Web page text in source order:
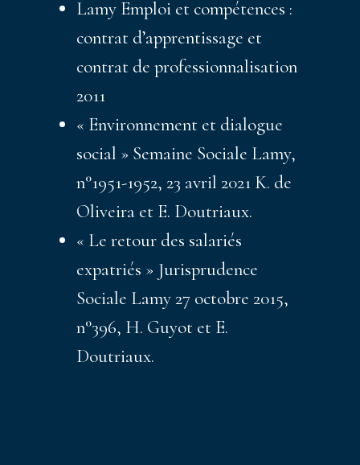
Lamy Emploi et compétences :
contrat d’apprentissage et
contrat de professionnalisation
2011
« Environnement et dialogue
social » Semaine Sociale Lamy,
n°1951-1952, 23 avril 2021 K. de
Oliveira et E. Doutriaux.
« Le retour des salariés
expatriés » Jurisprudence
Sociale Lamy 27 octobre 2015,
n°396, H. Guyot et E.
Doutriaux.